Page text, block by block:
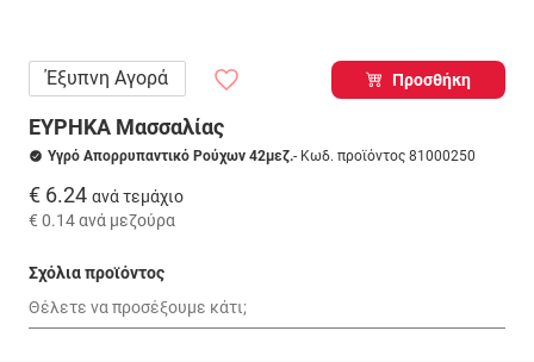
Έξυπνη Αγορά Προσθήκη
ΕΥΡΗΚΑ Μασσαλίας
Υγρό Απορρυπαντικό Ρούχων 42μεζ.- Κωδ. προϊόντος 81000250
€ 6.24 ανά τεμάχιο
€ 0.14ανά μεζούρα
Σχόλια προϊόντος